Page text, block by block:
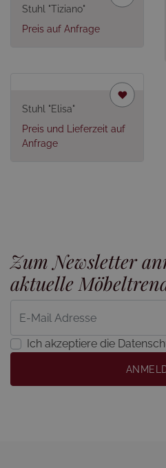
Stuhl "Tiziano"
Preis auf Anfrage
Stuhl "Elisa"
Preis und Lieferzeit auf
Anfrage
Zum Newsletter
aktuelle
Ich akzeptiere die